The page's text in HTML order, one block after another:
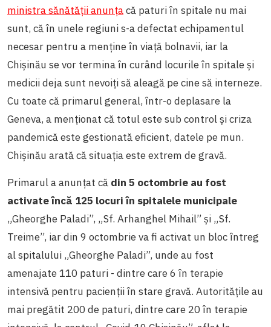
ministra sănătății anunțacă paturi în spitale nu mai
sunt, că în unele regiuni s-a defectat echipamentul
necesar pentru a menține în viață bolnavii, iar la
Chișinău se vor termina în curând locurile în spitale și
medicii deja sunt nevoiți să aleagă pe cine să interneze.
Cu toate că primarul general, într-o deplasare la
Geneva, a menționat că totul este sub control și criza
pandemică este gestionată eficient, datele pe mun.
Chișinău arată că situația este extrem de gravă.
Primarul a anunțat că din 5 octombrie au fost
activate încă 125 locuri în spitalele municipale
„Gheorghe Paladi”, „Sf. Arhanghel Mihail” și „Sf.
Treime”, iar din 9 octombrie va fi activat un bloc întreg
al spitalului „Gheorghe Paladi”, unde au fost
amenajate 110 paturi - dintre care 6 în terapie
intensivă pentru pacienții în stare gravă. Autoritățile au
mai pregătit 200 de paturi, dintre care 20 în terapie